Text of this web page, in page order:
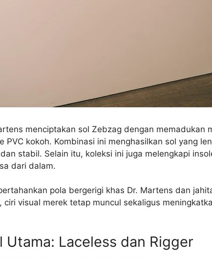
menciptakan sol Zebzag dengan memadukan
PVC kokoh. Kombinasi ini menghasilkan sol yang
stabil. Selain itu, koleksi ini juga melengkapi
dari dalam.
pola bergerigi khas Dr. Martens dan
ciri visual merek tetap muncul sekaligus
Utama: Laceless dan Rigger